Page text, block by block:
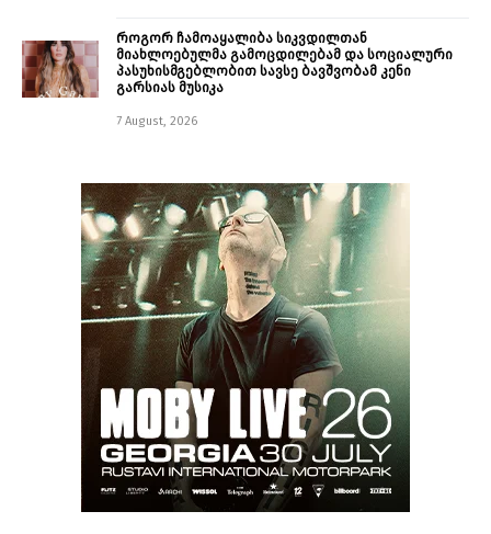
როგორ ჩამოაყალიბა სიკვდილთან
მიახლოებულმა გამოცდილებამ და სოციალური
პასუხისმგებლობით სავსე ბავშვობამ კენი
გარსიას მუსიკა
7 August, 2026